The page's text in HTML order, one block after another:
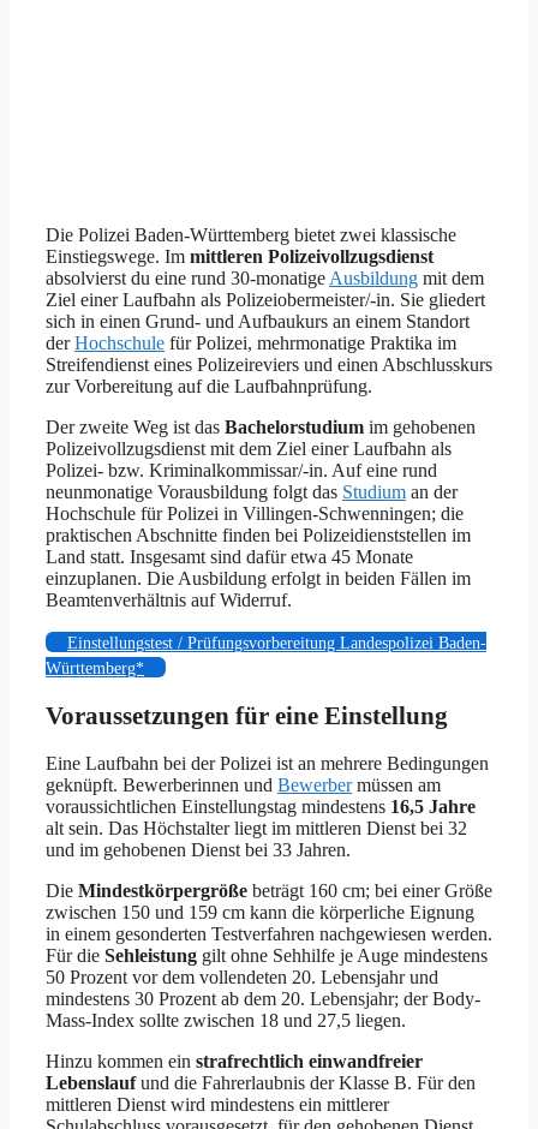
Die Polizei Baden-Württemberg bietet zwei klassische
Einstiegswege. Im mittleren Polizeivollzugsdienst
absolvierst du eine rund 30-monatige Ausbildung mit dem
Ziel einer Laufbahn als Polizeiobermeister/-in. Sie gliedert
sich in einen Grund- und Aufbaukurs an einem Standort
derHochschule für Polizei, mehrmonatige Praktika im
Streifendienst eines Polizeireviers und einen Abschlusskurs
zur Vorbereitung auf die Laufbahnprüfung.
Der zweite Weg ist das Bachelorstudium im gehobenen
Polizeivollzugsdienst mit dem Ziel einer Laufbahn als
Polizei- bzw. Kriminalkommissar/-in. Auf eine rund
neunmonatige Vorausbildung folgt das Studium an der
Hochschule für Polizei in Villingen-Schwenningen; die
praktischen Abschnitte finden bei Polizeidienststellen im
Land statt. Insgesamt sind dafür etwa 45 Monate
einzuplanen. Die Ausbildung erfolgt in beiden Fällen im
Beamtenverhältnis auf Widerruf.
Einstellungstest / Prüfungsvorbereitung Landespolizei Baden-
Württemberg*
Voraussetzungen für eine Einstellung
Eine Laufbahn bei der Polizei ist an mehrere Bedingungen
geknüpft. Bewerberinnen und Bewerbermüssen am
voraussichtlichen Einstellungstag mindestens 16,5 Jahre
alt sein. Das Höchstalter liegt im mittleren Dienst bei 32
und im gehobenen Dienst bei 33 Jahren.
Die Mindestkörpergröße beträgt 160 cm; bei einer Größe
zwischen 150 und 159 cm kann die körperliche Eignung
in einem gesonderten Testverfahren nachgewiesen werden.
Für die Sehleistung gilt ohne Sehhilfe je Auge mindestens
50 Prozent vor dem vollendeten 20. Lebensjahr und
mindestens 30 Prozent ab dem 20. Lebensjahr; der Body-
Mass-Index sollte zwischen 18 und 27,5 liegen.
Hinzu kommen ein strafrechtlich einwandfreier
Lebenslaufund die Fahrerlaubnis der Klasse B. Für den
mittleren Dienst wird mindestens ein mittlerer